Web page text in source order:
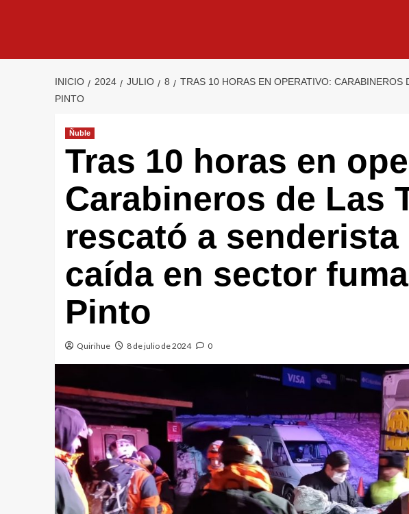
INICIO 2024 JULIO 8
TRAS 10 HORAS EN OPERATIVO: CARABINEROS
PINTO
Ñuble
Tras 10 horas en
Carabineros de Las
rescató a
caída en sector
Pinto
Quirihue 8 de julio de 2024 0